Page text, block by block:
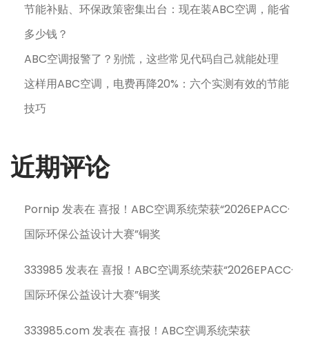
节能补贴、环保政策密集出台：现在装ABC空调，能省
多少钱？
ABC空调报警了？别慌，这些常见代码自己就能处理
这样用ABC空调，电费再降20%：六个实测有效的节能
技巧
近期评论
Pornip 发表在喜报！ABC空调系统荣获“2026EPACC·
国际环保公益设计大赛”铜奖
333985 发表在喜报！ABC空调系统荣获“2026EPACC·
国际环保公益设计大赛”铜奖
333985.com 发表在喜报！ABC空调系统荣获